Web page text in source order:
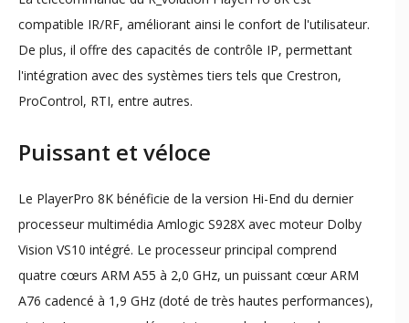
compatible IR/RF, améliorant ainsi le confort de l'utilisateur.
De plus, il offre des capacités de contrôle IP, permettant
l'intégration avec des systèmes tiers tels que Crestron,
ProControl, RTI, entre autres.
Puissant et véloce
Le PlayerPro 8K bénéficie de la version Hi-End du dernier
processeur multimédia Amlogic S928X avec moteur Dolby
Vision VS10 intégré. Le processeur principal comprend
quatre cœurs ARM A55 à 2,0 GHz, un puissant cœur ARM
A76 cadencé à 1,9 GHz (doté de très hautes performances),